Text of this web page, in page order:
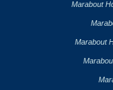
Marabout
Marabout